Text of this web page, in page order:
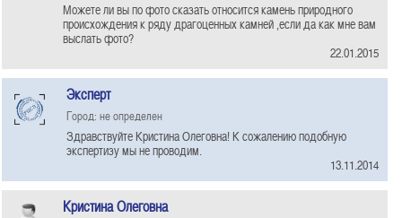
Можете ли вы по фото сказать относится камень природного
происхождения к ряду драгоценных камней ,если да как мне вам
выслать фото?
22.01.2015
Эксперт
Город: не определен
Здравствуйте Кристина Олеговна! К сожалению подобную
экспертизу мы не проводим.
13.11.2014
Кристина Олеговна